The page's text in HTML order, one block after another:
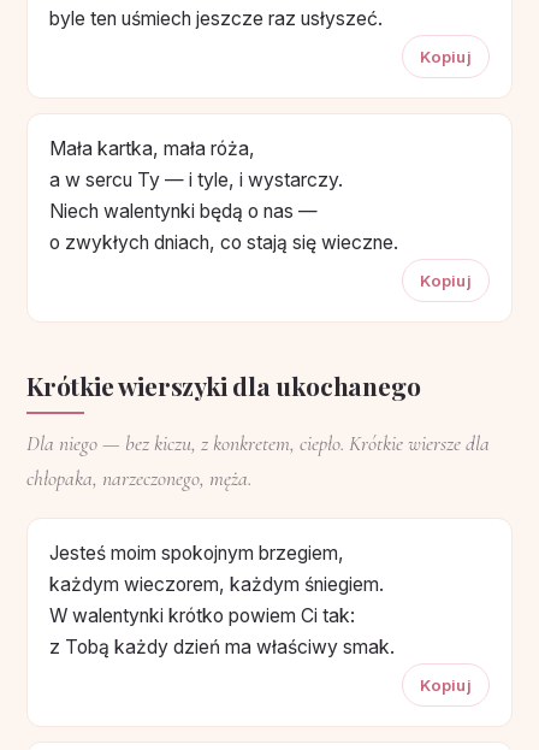
byle ten uśmiech jeszcze raz usłyszeć.
Kopiuj
Mała kartka, mała róża,
a w sercu Ty — i tyle, i wystarczy.
Niech walentynki będą o nas —
o zwykłych dniach, co stają się wieczne.
Kopiuj
Krótkie wierszyki dla ukochanego
Dla niego — bez kiczu, z konkretem, ciepło. Krótkie wiersze dla
chłopaka, narzeczonego, męża.
Jesteś moim spokojnym brzegiem,
każdym wieczorem, każdym śniegiem.
W walentynki krótko powiem Ci tak:
z Tobą każdy dzień ma właściwy smak.
Kopiuj